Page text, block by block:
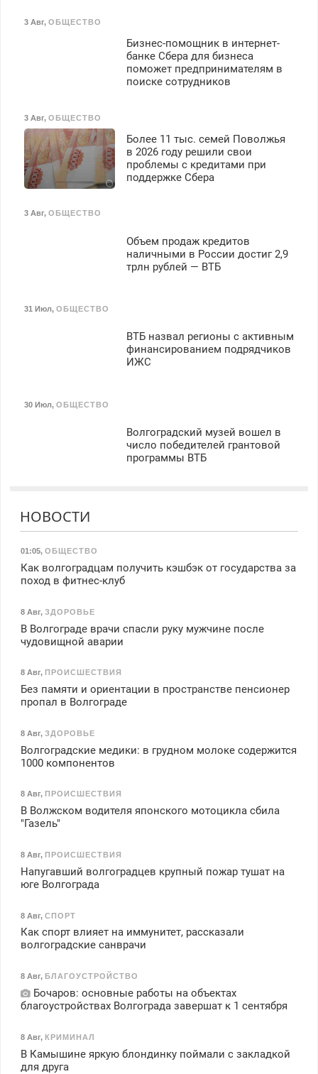
3 Авг, ОБЩЕСТВО
Бизнес-помощник в интернет-
банке Сбера для бизнеса
поможет предпринимателям в
поиске сотрудников
3 Авг, ОБЩЕСТВО
Более 11 тыс. семей Поволжья
в 2026 году решили свои
проблемы с кредитами при
поддержке Сбера
3 Авг, ОБЩЕСТВО
Объем продаж кредитов
наличными в России достиг 2,9
трлн рублей — ВТБ
31 Июл, ОБЩЕСТВО
ВТБ назвал регионы с активным
финансированием подрядчиков
ИЖС
30 Июл, ОБЩЕСТВО
Волгоградский музей вошел в
число победителей грантовой
программы ВТБ
НОВОСТИ
01:05, ОБЩЕСТВО
Как волгоградцам получить кэшбэк от государства за
поход в фитнес-клуб
8 Авг, ЗДОРОВЬЕ
В Волгограде врачи спасли руку мужчине после
чудовищной аварии
8 Авг, ПРОИСШЕСТВИЯ
Без памяти и ориентации в пространстве пенсионер
пропал в Волгограде
8 Авг, ЗДОРОВЬЕ
Волгоградские медики: в грудном молоке содержится
1000 компонентов
8 Авг, ПРОИСШЕСТВИЯ
В Волжском водителя японского мотоцикла сбила
"Газель"
8 Авг, ПРОИСШЕСТВИЯ
Напугавший волгоградцев крупный пожар тушат на
юге Волгограда
8 Авг, СПОРТ
Как спорт влияет на иммунитет, рассказали
волгоградские санврачи
8 Авг, БЛАГОУСТРОЙСТВО
Бочаров: основные работы на объектах
благоустройствах Волгограда завершат к 1 сентября
8 Авг, КРИМИНАЛ
В Камышине яркую блондинку поймали с закладкой
для друга